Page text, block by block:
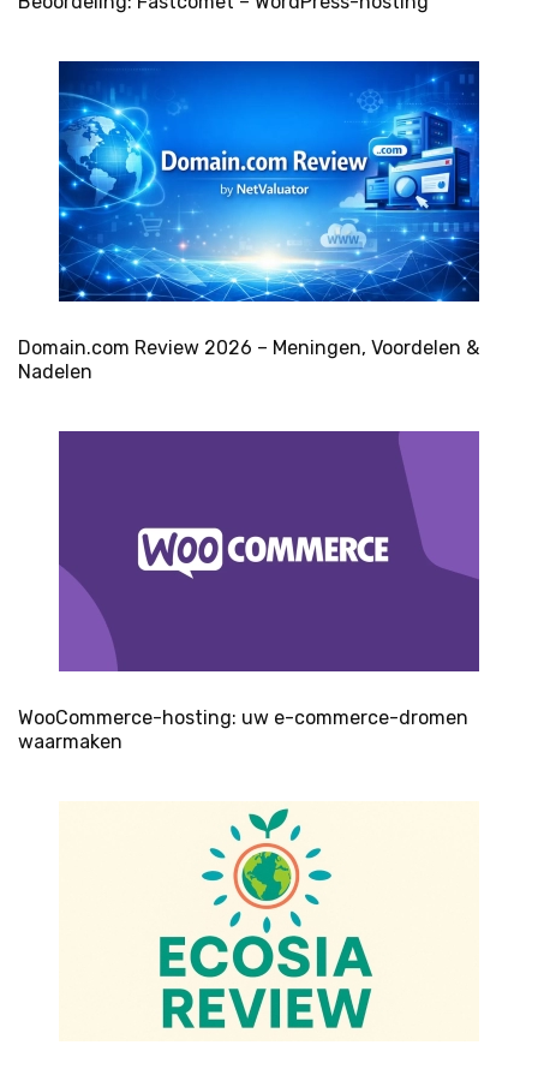
Domain.com Review 2026 – Meningen, Voordelen &
Nadelen
WooCommerce-hosting: uw e-commerce-dromen
waarmaken